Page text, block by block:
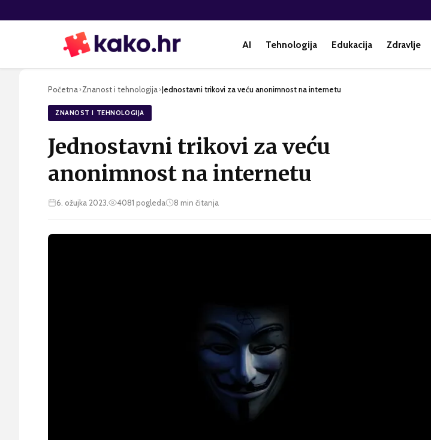
AI Tehnologija Edukacija Zdravlje
Početna›Znanost i tehnologija›Jednostavni trikovi za veću anonimnost na internetu
ZNANOST I TEHNOLOGIJA
Jednostavni trikovi za veću
anonimnost na internetu
6. ožujka 2023. 4081 pogleda 8 min čitanja